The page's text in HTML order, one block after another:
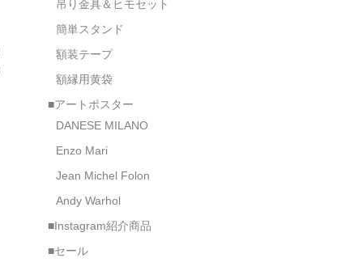
吊り金具＆ヒモセット
簡単スタンド
額装テープ
額縁用黄袋
■アートポスター
DANESE MILANO
Enzo Mari
Jean Michel Folon
Andy Warhol
■Instagram紹介商品
■セール